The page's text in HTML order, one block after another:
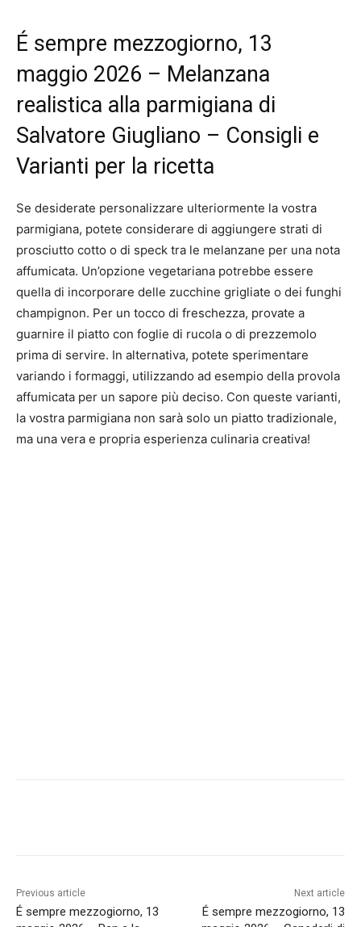
É sempre mezzogiorno, 13
maggio 2026 – Melanzana
realistica alla parmigiana di
Salvatore Giugliano – Consigli e
Varianti per la ricetta
Se desiderate personalizzare ulteriormente la vostra
parmigiana, potete considerare di aggiungere strati di
prosciutto cotto o di speck tra le melanzane per una nota
affumicata. Un’opzione vegetariana potrebbe essere
quella di incorporare delle zucchine grigliate o dei funghi
champignon. Per un tocco di freschezza, provate a
guarnire il piatto con foglie di rucola o di prezzemolo
prima di servire. In alternativa, potete sperimentare
variando i formaggi, utilizzando ad esempio della provola
affumicata per un sapore più deciso. Con queste varianti,
la vostra parmigiana non sarà solo un piatto tradizionale,
ma una vera e propria esperienza culinaria creativa!
Previous article
É sempre mezzogiorno, 13
Next article
É sempre mezzogiorno, 13